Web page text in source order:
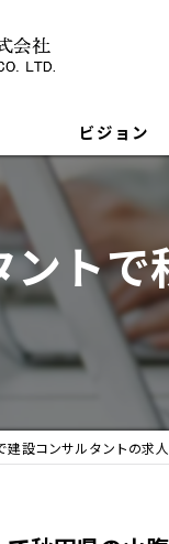
ビジョン
ト
建設コンサルタントの求